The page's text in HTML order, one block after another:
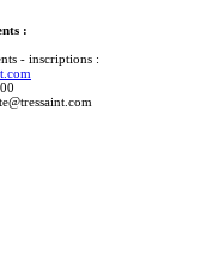
:
- inscriptions :